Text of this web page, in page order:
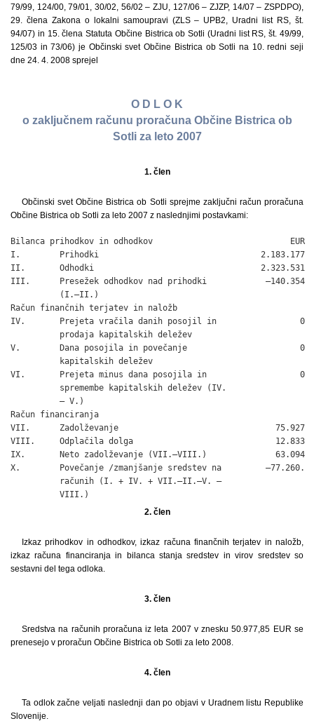
79/99, 124/00, 79/01, 30/02, 56/02 – ZJU, 127/06 – ZJZP, 14/07 – ZSPDPO),
29. člena Zakona o lokalni samoupravi (ZLS – UPB2, Uradni list RS, št.
94/07) in 15. člena Statuta Občine Bistrica ob Sotli (Uradni list RS, št. 49/99,
125/03 in 73/06) je Občinski svet Občine Bistrica ob Sotli na 10. redni seji
dne 24. 4. 2008 sprejel
O D L O K
o zaključnem računu proračuna Občine Bistrica ob
Sotli za leto 2007
1. člen
Občinski svet Občine Bistrica ob Sotli sprejme zaključni račun proračuna
Občine Bistrica ob Sotli za leto 2007 z naslednjimi postavkami:
Bilanca prihodkov in odhodkov                            EUR
I.        Prihodki                                 2.183.177
II.       Odhodki                                  2.323.531
III.      Presežek odhodkov nad prihodki            –140.354
          (I.–II.)
Račun finančnih terjatev in naložb
IV.       Prejeta vračila danih posojil in                 0
          prodaja kapitalskih deležev
V.        Dana posojila in povečanje                       0
          kapitalskih deležev
VI.       Prejeta minus dana posojila in                   0
          spremembe kapitalskih deležev (IV.
          – V.)
Račun financiranja
VII.      Zadolževanje                                75.927
VIII.     Odplačila dolga                             12.833
IX.       Neto zadolževanje (VII.–VIII.)              63.094
X.        Povečanje /zmanjšanje sredstev na         –77.260.
          računih (I. + IV. + VII.–II.–V. –
          VIII.)
2. člen
Izkaz prihodkov in odhodkov, izkaz računa finančnih terjatev in naložb,
izkaz računa financiranja in bilanca stanja sredstev in virov sredstev so
sestavni del tega odloka.
3. člen
Sredstva na računih proračuna iz leta 2007 v znesku 50.977,85 EUR se
prenesejo v proračun Občine Bistrica ob Sotli za leto 2008.
4. člen
Ta odlok začne veljati naslednji dan po objavi v Uradnem listu Republike
Slovenije.